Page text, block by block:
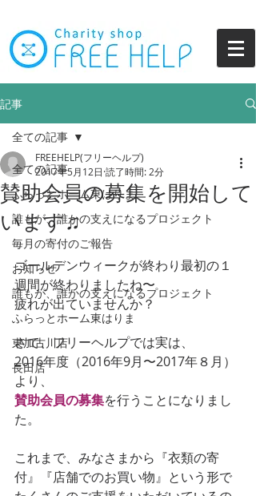
記事
全ての記事
ふらっとホーム東はりま
誰もが、誰かの支えになるプロジェクト
毎月の寄付のご報告
お知らせ
誰もが、誰かの支えになるプロジェクト
ふらっとホーム東はりま
東加古川店
長田店
全ての記事
賛助会員の募集を開始して
います♫
FREEHELP(フリーヘルプ)
2017年5月12日 読了時間: 2分
ゴールデンウィークが終わり最初の１
週間が終わりましたね〜
疲れが出ていませんか？
さて、フリーヘルプでは実は、
2016年度（2016年9月〜2017年８月）
より、
賛助会員の募集を行うことになりまし
た。
これまで、みなさまから『衣類の寄
付』『店舗でのお買い物』という形で